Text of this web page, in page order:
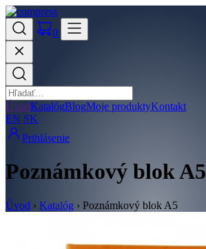
0
ÚvodKatalógBlogMoje produktyKontakt
EN SK
Prihlásenie
Poznámkový blok A5
Úvod › Katalóg › Poznámkový blok A5